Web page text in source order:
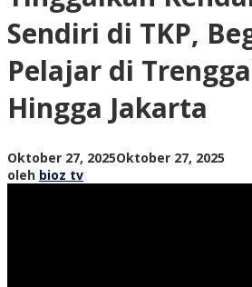
Sendiri di TKP,
Pelajar di
Hingga Jakarta
Oktober 27, 2025Oktober 27, 2025
oleh bioz tv